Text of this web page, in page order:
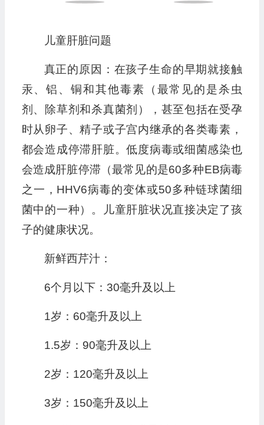
儿童肝脏问题
真正的原因：在孩子生命的早期就接触
汞、铝、铜和其他毒素（最常见的是杀虫
剂、除草剂和杀真菌剂），甚至包括在受孕
时从卵子、精子或子宫内继承的各类毒素，
都会造成停滞肝脏。低度病毒或细菌感染也
会造成肝脏停滞（最常见的是60多种EB病毒
之一，HHV6病毒的变体或50多种链球菌细
菌中的一种）。儿童肝脏状况直接决定了孩
子的健康状况。
新鲜西芹汁：
6个月以下：30毫升及以上
1岁：60毫升及以上
1.5岁：90毫升及以上
2岁：120毫升及以上
3岁：150毫升及以上